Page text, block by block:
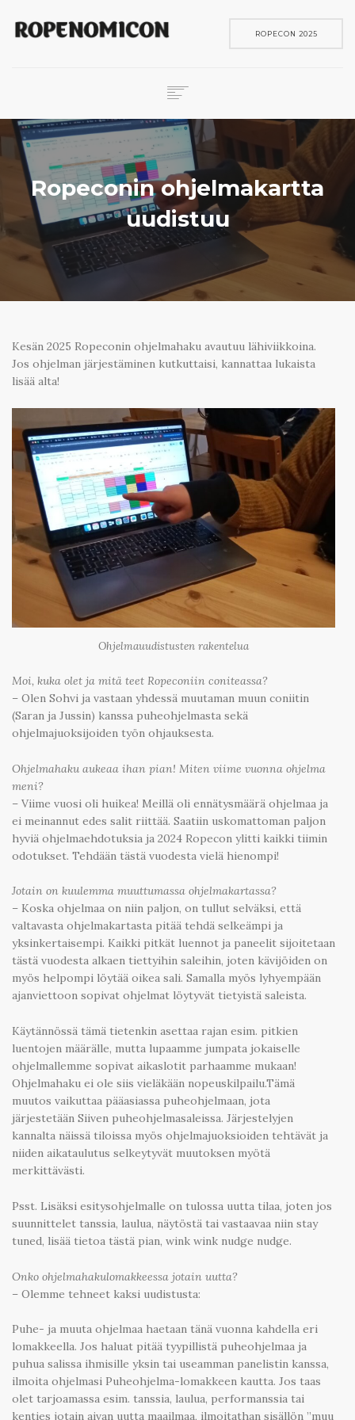
ROPECON 2025
ROPECON
SKENE
PELIT
IN ENGLISH
SEARCH
Ropeconin ohjelmakartta
uudistuu
Kesän 2025 Ropeconin ohjelmahaku avautuu lähiviikkoina.
Jos ohjelman järjestäminen kutkuttaisi, kannattaa lukaista
lisää alta!
Ohjelmauudistusten rakentelua
Moi, kuka olet ja mitä teet Ropeconiin coniteassa?
– Olen Sohvi ja vastaan yhdessä muutaman muun coniitin
(Saran ja Jussin) kanssa puheohjelmasta sekä
ohjelmajuoksijoiden työn ohjauksesta.
Ohjelmahaku aukeaa ihan pian! Miten viime vuonna ohjelma
meni?
– Viime vuosi oli huikea! Meillä oli ennätysmäärä ohjelmaa ja
ei meinannut edes salit riittää. Saatiin uskomattoman paljon
hyviä ohjelmaehdotuksia ja 2024 Ropecon ylitti kaikki tiimin
odotukset. Tehdään tästä vuodesta vielä hienompi!
Jotain on kuulemma muuttumassa ohjelmakartassa?
– Koska ohjelmaa on niin paljon, on tullut selväksi, että
valtavasta ohjelmakartasta pitää tehdä selkeämpi ja
yksinkertaisempi. Kaikki pitkät luennot ja paneelit sijoitetaan
tästä vuodesta alkaen tiettyihin saleihin, joten kävijöiden on
myös helpompi löytää oikea sali. Samalla myös lyhyempään
ajanviettoon sopivat ohjelmat löytyvät tietyistä saleista.
Käytännössä tämä tietenkin asettaa rajan esim. pitkien
luentojen määrälle, mutta lupaamme jumpata jokaiselle
ohjelmallemme sopivat aikaslotit parhaamme mukaan!
Ohjelmahaku ei ole siis vieläkään nopeuskilpailu.Tämä
muutos vaikuttaa pääasiassa puheohjelmaan, jota
järjestetään Siiven puheohjelmasaleissa. Järjestelyjen
kannalta näissä tiloissa myös ohjelmajuoksioiden tehtävät ja
niiden aikataulutus selkeytyvät muutoksen myötä
merkittävästi.
Psst. Lisäksi esitysohjelmalle on tulossa uutta tilaa, joten jos
suunnittelet tanssia, laulua, näytöstä tai vastaavaa niin stay
tuned, lisää tietoa tästä pian, wink wink nudge nudge.
Onko ohjelmahakulomakkeessa jotain uutta?
– Olemme tehneet kaksi uudistusta:
Puhe- ja muuta ohjelmaa haetaan tänä vuonna kahdella eri
lomakkeella. Jos haluat pitää tyypillistä puheohjelmaa ja
puhua salissa ihmisille yksin tai useamman panelistin kanssa,
ilmoita ohjelmasi Puheohjelma-lomakkeen kautta. Jos taas
olet tarjoamassa esim. tanssia, laulua, performanssia tai
kenties jotain aivan uutta maailmaa, ilmoitathan sisällön ”muu